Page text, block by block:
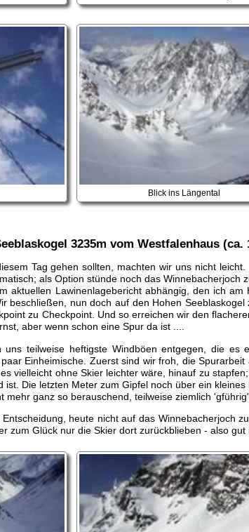
Blick ins Längental
3235m vom Westfalenhaus
Tag gehen sollten, machten wir uns nicht
als Option stünde noch das
aktuellen Lawinenlagebericht abhängig, den ich
beschließen, nun doch auf den Hohen
zu Checkpoint. Und so erreichen wir den
aber wenn schon eine Spur da ist ....
uns teilweise heftigste Windböen entgegen, die
Einheimische. Zuerst sind wir froh, die
vielleicht ohne Skier leichter wäre, hinauf zu
ist. Die letzten Meter zum Gipfel noch über ein
mehr ganz so berauschend, teilweise ziemlich
heute nicht auf das Winnebacherjoch
zum Glück nur die Skier dort zurückblieben - also